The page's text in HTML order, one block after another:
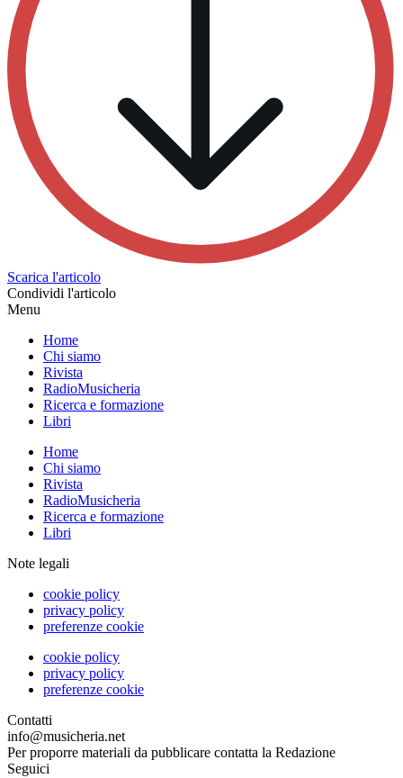
Scarica l'articolo
Condividi l'articolo
Menu
Home
Chi siamo
Rivista
RadioMusicheria
Ricerca e formazione
Libri
Home
Chi siamo
Rivista
RadioMusicheria
Ricerca e formazione
Libri
Note legali
cookie policy
privacy policy
preferenze cookie
cookie policy
privacy policy
preferenze cookie
Contatti
info@musicheria.net
Per proporre materiali da pubblicare contatta la Redazione
Seguici